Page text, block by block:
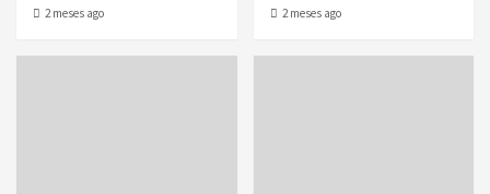
2 meses ago 2 meses ago